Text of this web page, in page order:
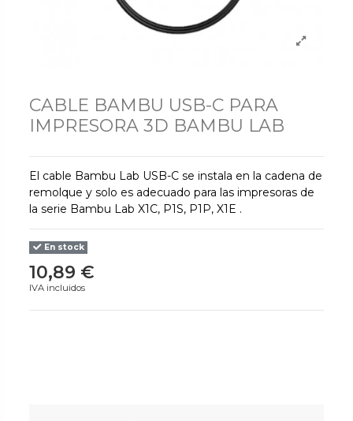
CABLE BAMBU USB-C PARA
IMPRESORA 3D BAMBU LAB
El cable Bambu Lab USB-C se instala en la cadena de
remolque y solo es adecuado para las impresoras de
la serie Bambu Lab X1C, P1S, P1P, X1E .
En stock
10,89 €
IVA incluidos